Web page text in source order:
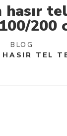
200
BLOG
HASIR TEL